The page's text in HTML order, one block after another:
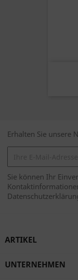
Erhalten Sie unsere
Sie können Ihr
ARTIKEL
UNTERNEHMEN